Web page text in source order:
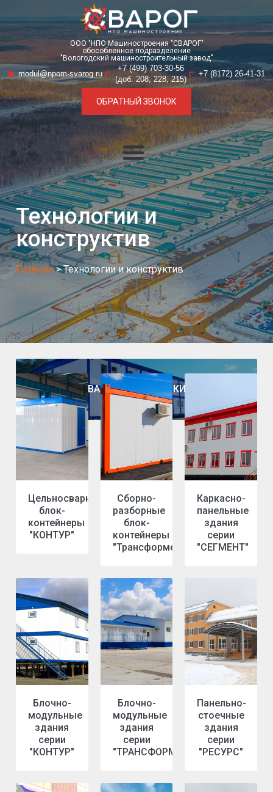
ООО "НПО Машиностроения "СВАРОГ"
обособленное подразделение
"Вологодский машиностроительный завод"
modul@npom-svarog.ru
+7 (499) 703-30-56
(доб. 208; 228; 215)
+7 (8172) 26-41-31
ОБРАТНЫЙ ЗВОНОК
Технологии и
конструктив
Главная> Технологии и конструктив
ВАХТОВЫЕ ПОСЕЛКИ
Цельносварные
блок-
контейнеры
"КОНТУР"
Сборно-
разборные
блок-
контейнеры
"Трансформер"
Каркасно-
панельные
здания
серии
"СЕГМЕНТ"
Блочно-
модульные
здания
серии
"КОНТУР"
Блочно-
модульные
здания
серии
"ТРАНСФОРМЕР"
Панельно-
стоечные
здания
серии
"РЕСУРС"